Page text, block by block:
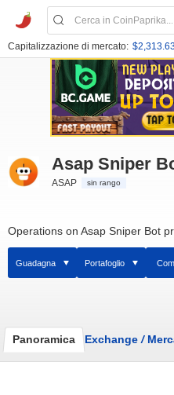
Capitalizzazione di mercato:
Asap Sniper
ASAP sin rango
Operations on Asap Sniper Bot
Guadagna Portafoglio
Panoramica Exchange /